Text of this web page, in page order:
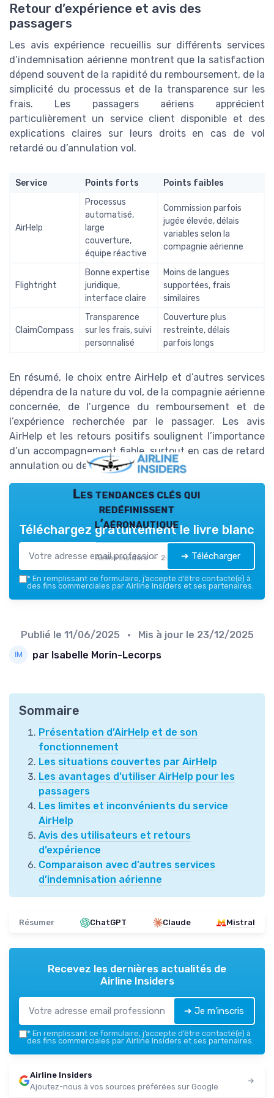
Retour d’expérience et avis des
passagers
Les avis expérience recueillis sur différents services
d’indemnisation aérienne montrent que la satisfaction
dépend souvent de la rapidité du remboursement, de la
simplicité du processus et de la transparence sur les
frais. Les passagers aériens apprécient
particulièrement un service client disponible et des
explications claires sur leurs droits en cas de vol
retardé ou d’annulation vol.
Service Points forts Points faibles
AirHelp
Processus
automatisé,
large
couverture,
équipe réactive
Commission parfois
jugée élevée, délais
variables selon la
compagnie aérienne
Flightright
Bonne expertise
juridique,
interface claire
Moins de langues
supportées, frais
similaires
ClaimCompass
Transparence
sur les frais, suivi
personnalisé
Couverture plus
restreinte, délais
parfois longs
En résumé, le choix entre AirHelp et d’autres services
dépendra de la nature du vol, de la compagnie aérienne
concernée, de l’urgence du remboursement et de
l’expérience recherchée par le passager. Les avis
AirHelp et les retours positifs soulignent l’importance
d’un accompagnement fiable, surtout en cas de retard
annulation ou de vol retarde.
Les tendances clés qui
redéfinissent
l’aéronautique
Airline Insiders — 2026
Téléchargez gratuitement le livre blanc
➔ Télécharger
* En remplissant ce formulaire, j’accepte d’être contacté(e) à
des fins commerciales par Airline Insiders et ses partenaires.
Publié le 11/06/2025 • Mis à jour le 23/12/2025
par Isabelle Morin-Lecorps
Sommaire
Présentation d’AirHelp et de son
fonctionnement
Les situations couvertes par AirHelp
Les avantages d’utiliser AirHelp pour les
passagers
Les limites et inconvénients du service
AirHelp
Avis des utilisateurs et retours
d’expérience
Comparaison avec d’autres services
d’indemnisation aérienne
Résumer ChatGPT Claude Mistral
Recevez les dernières actualités de
Airline Insiders
➔ Je m'inscris
* En remplissant ce formulaire, j’accepte d’être contacté(e) à
des fins commerciales par Airline Insiders et ses partenaires.
Airline Insiders
Ajoutez-nous à vos sources préférées sur Google